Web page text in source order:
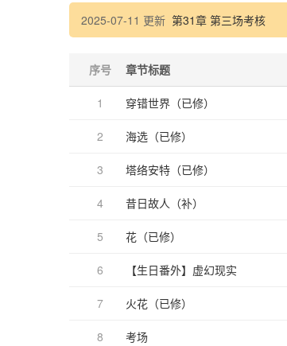
2025-07-11 更新 第31章 第三场考核
序号 章节标题
1 穿错世界（已修）
2 海选（已修）
3 塔络安特（已修）
4 昔日故人（补）
5 花（已修）
6 【生日番外】虚幻现实
7 火花（已修）
8 考场